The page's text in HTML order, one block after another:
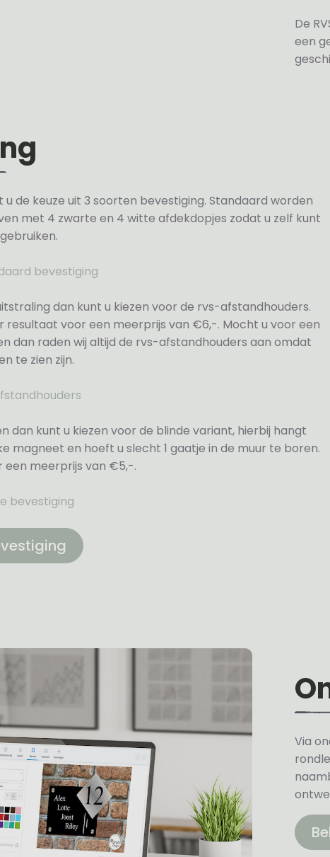
De
een
u de keuze uit 3 soorten bevestiging. Standaard worden
met 4 zwarte en 4 witte afdekdopjes zodat u zelf kunt
bevestiging
dan kunt u kiezen voor de rvs-afstandhouders.
resultaat voor een meerprijs van €6,-. Mocht u voor een
dan raden wij altijd de rvs-afstandhouders aan omdat
te zien zijn.
dan kunt u kiezen voor de blinde variant, hierbij hangt
magneet en hoeft u slecht 1 gaatje in de muur te boren.
een meerprijs van €5,-.
bevestiging
Via